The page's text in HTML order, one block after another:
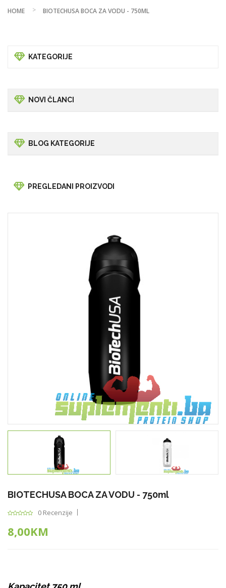
HOME BIOTECHUSA BOCA ZA VODU - 750ML
KATEGORIJE
NOVI ČLANCI
BLOG KATEGORIJE
PREGLEDANI PROIZVODI
BIOTECHUSA BOCA ZA VODU - 750ml
0 Recenzije
8,00KM